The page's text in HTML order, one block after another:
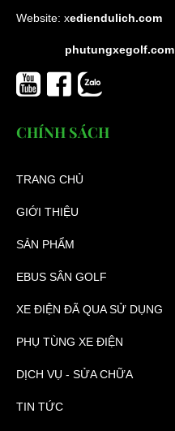
Website: xediendulich.com
phutungxegolf.com
CHÍNH SÁCH
TRANG CHỦ
GIỚI THIỆU
SẢN PHẨM
EBUS SÂN GOLF
XE ĐIỆN ĐÃ QUA SỬ DỤNG
PHỤ TÙNG XE ĐIỆN
DỊCH VỤ - SỬA CHỮA
TIN TỨC